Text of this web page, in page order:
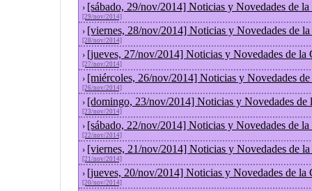
› [sábado, 29/nov/2014] Noticias y Novedades de
[29/nov/2014]
› [viernes, 28/nov/2014] Noticias y Novedades de
[28/nov/2014]
› [jueves, 27/nov/2014] Noticias y Novedades de la
[27/nov/2014]
› [miércoles, 26/nov/2014] Noticias y Novedades
[26/nov/2014]
› [domingo, 23/nov/2014] Noticias y Novedades de
[23/nov/2014]
› [sábado, 22/nov/2014] Noticias y Novedades de
[22/nov/2014]
› [viernes, 21/nov/2014] Noticias y Novedades de
[21/nov/2014]
› [jueves, 20/nov/2014] Noticias y Novedades de la
[20/nov/2014]